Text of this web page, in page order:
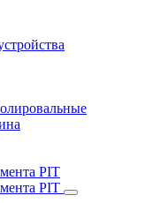
PIT
PIT